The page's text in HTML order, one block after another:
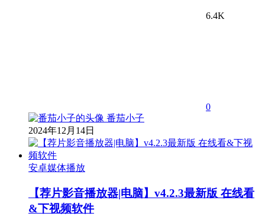
6.4K
0
番茄小子
2024年12月14日
安卓媒体播放
【荐片影音播放器|电脑】v4.2.3最新版 在线看
&下视频软件